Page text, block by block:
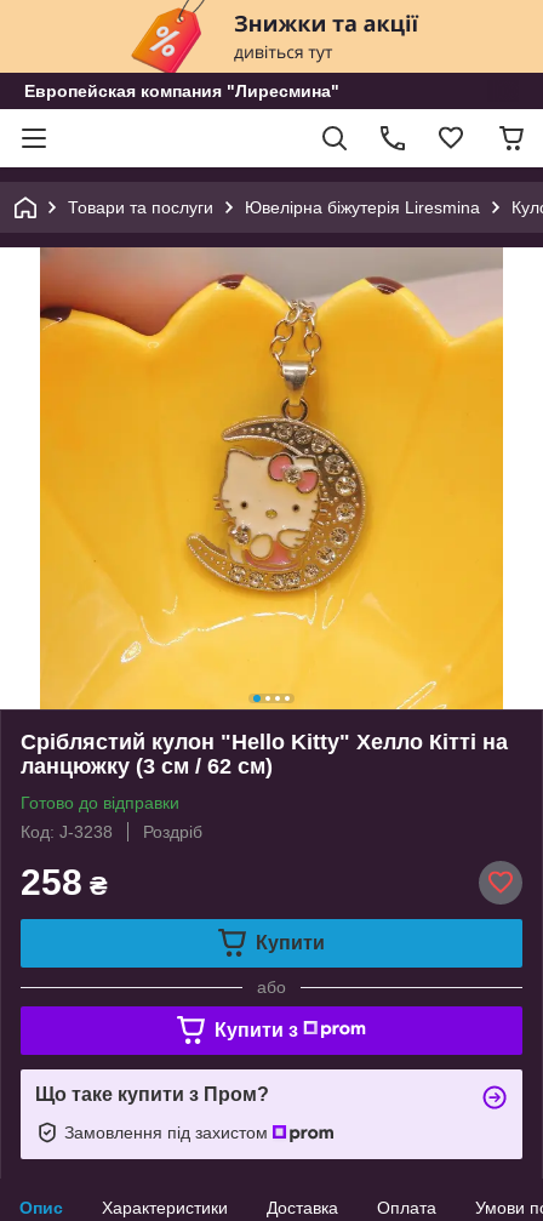
Европейская компания "Лиресмина"
Товари та послуги Ювелірна біжутерія Liresmina
Сріблястий кулон "Hello Kitty" Хелло Кітті на
ланцюжку (3 см / 62 см)
Готово до відправки
Код: J-3238
Роздріб
258 ₴
Купити
або
Купити з
Що таке купити з Пром?
Замовлення під захистом
Опис Характеристики Доставка Оплата Умови